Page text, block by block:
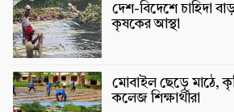
দেশ-বিদেশে চাহিদা
কৃষকের আস্থা
মোবাইল ছেড়ে মাঠে,
কলেজ শিক্ষার্থীরা